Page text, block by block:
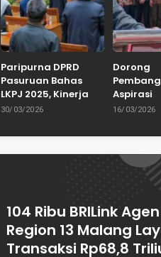
Paripurna DPRD
Pasuruan Bahas
LKPJ 2025, Kinerja
Pemkab Tuai
Catatkan Tren
30/03/2026
Dorong
Aspirasi
RKPD
16/03/2026
104 Ribu BRILink Agen
Region 13 Malang
Transaksi Rp68,8